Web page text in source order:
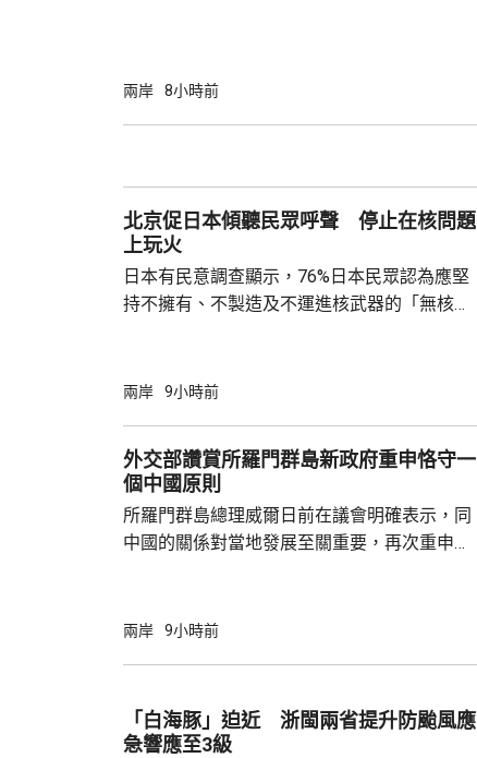
部緊急調集17支救援力量合共180多人救災。
兩岸 8小時前
北京促日本傾聽民眾呼聲 停止在核問題
上玩火
日本有民意調查顯示，76%日本民眾認為應堅
持不擁有、不製造及不運進核武器的「無核三
言人林劍回應指，民調結果充分反映日本主流
圖突破「無核三原則」，暴露出日本右翼勢力
日益膨脹的政治、軍事野心，是拿一億多日本
人民的未來豪賭。 林劍指出，民心不...
兩岸 9小時前
外交部讚賞所羅門群島新政府重申恪守一
個中國原則
所羅門群島總理威爾日前在議會明確表示，同
中國的關係對當地發展至關重要，再次重申所
個中國，台灣是中國領土不可分割的一部分，
為深化彼此合作提供了必要條件。 林劍表示，
中方願同所羅門群島持續深化新時代相互尊
兩岸 9小時前
「白海豚」迫近 浙閩兩省提升防颱風應
急響應至3級